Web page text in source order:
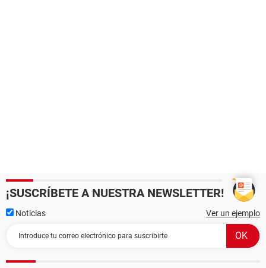
¡SUSCRÍBETE A NUESTRA NEWSLETTER!
Noticias Ver un ejemplo